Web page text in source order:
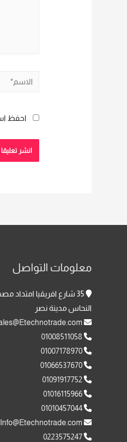
الاسم*
احفظ
معلومات التواصل
35 شارع افريقيا امتداد
النحاس مدينة نصر
01008511058
01007178970
01066537670
01091917752
01016115966
01010457044
0223575247